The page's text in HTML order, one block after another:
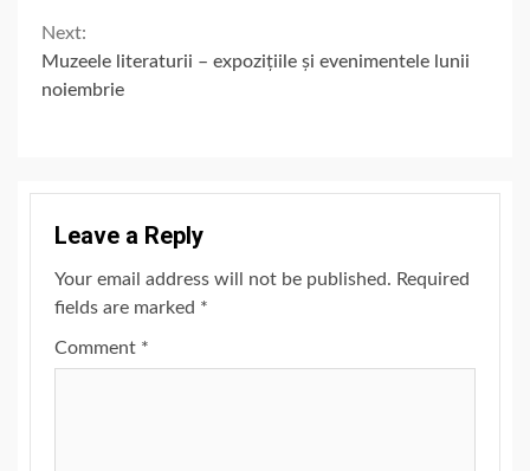
Reading
Next:
Muzeele literaturii – expozițiile și evenimentele lunii
noiembrie
Leave a Reply
Your email address will not be published. Required
fields are marked *
Comment *